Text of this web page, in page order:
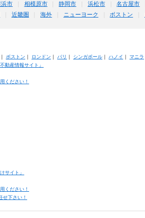
浜市 相模原市 静岡市 浜松市 名古屋市
近畿圏 海外 ニューヨーク ボストン
ボストン ロンドン パリ シンガポール｜ ハノイ マニラ
動産情報サイト」
ください！
サイト」
ください！
下さい！